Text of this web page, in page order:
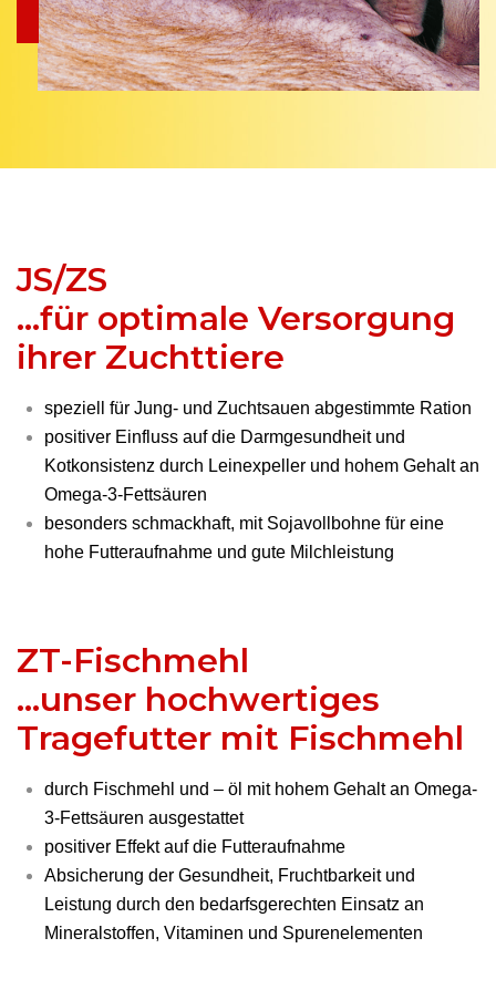
JS/ZS
...für optimale Versorgung
ihrer Zuchttiere
speziell für Jung- und Zuchtsauen abgestimmte Ration
positiver Einfluss auf die Darmgesundheit und
Kotkonsistenz durch Leinexpeller und hohem Gehalt an
Omega-3-Fettsäuren
besonders schmackhaft, mit Sojavollbohne für eine
hohe Futteraufnahme und gute Milchleistung
ZT-Fischmehl
...unser hochwertiges
Tragefutter mit Fischmehl
durch Fischmehl und – öl mit hohem Gehalt an Omega-
3-Fettsäuren ausgestattet
positiver Effekt auf die Futteraufnahme
Absicherung der Gesundheit, Fruchtbarkeit und
Leistung durch den bedarfsgerechten Einsatz an
Mineralstoffen, Vitaminen und Spurenelementen